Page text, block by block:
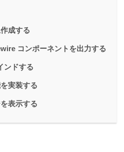
成する
コンポーネントを出力する
ンドする
実装する
表示する